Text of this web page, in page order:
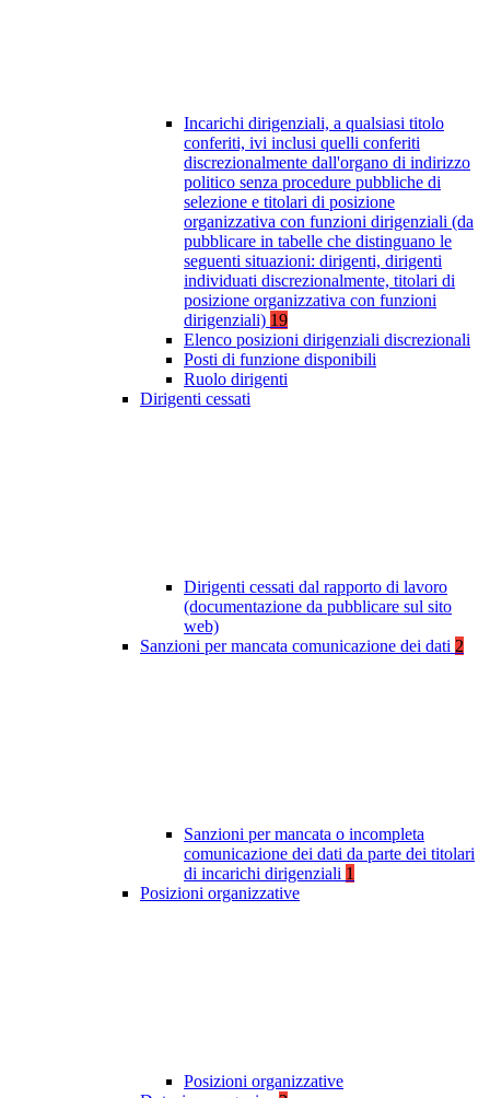
Incarichi dirigenziali, a qualsiasi titolo
conferiti, ivi inclusi quelli conferiti
discrezionalmente dall'organo di indirizzo
politico senza procedure pubbliche di
selezione e titolari di posizione
organizzativa con funzioni dirigenziali (da
pubblicare in tabelle che distinguano le
seguenti situazioni: dirigenti, dirigenti
individuati discrezionalmente, titolari di
posizione organizzativa con funzioni
dirigenziali) 19
Elenco posizioni dirigenziali discrezionali
Posti di funzione disponibili
Ruolo dirigenti
Dirigenti cessati
Dirigenti cessati dal rapporto di lavoro
(documentazione da pubblicare sul sito
web)
Sanzioni per mancata comunicazione dei dati 2
Sanzioni per mancata o incompleta
comunicazione dei dati da parte dei titolari
di incarichi dirigenziali 1
Posizioni organizzative
Posizioni organizzative